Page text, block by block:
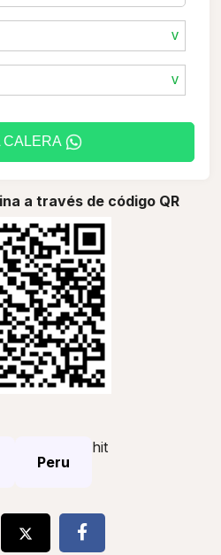
CALERA
a través de código QR
Peru
hit